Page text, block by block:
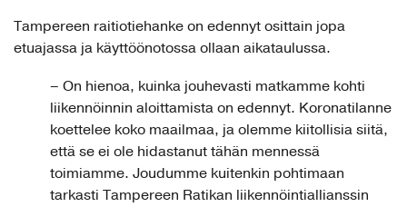
Tampereen raitiotiehanke on edennyt osittain jopa
etuajassa ja käyttöönotossa ollaan aikataulussa.
– On hienoa, kuinka jouhevasti matkamme kohti
liikennöinnin aloittamista on edennyt. Koronatilanne
koettelee koko maailmaa, ja olemme kiitollisia siitä,
että se ei ole hidastanut tähän mennessä
toimiamme. Joudumme kuitenkin pohtimaan
tarkasti Tampereen Ratikan liikennöintiallianssin